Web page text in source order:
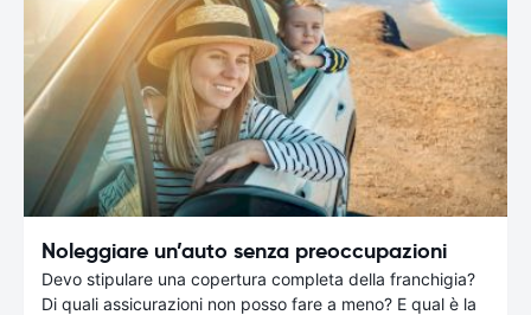
Noleggiare un’auto senza preoccupazioni
Devo stipulare una copertura completa della franchigia?
Di quali assicurazioni non posso fare a meno? E qual è la